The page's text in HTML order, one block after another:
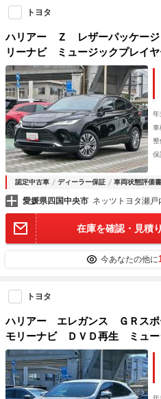
トヨタ
ハリアー Ｚ レザーパッケー
リーナビ ミュージックプレイ
突被害軽減システム ＥＴＣ ド
年
車
整
保
認定中古車 ディーラー保証 車両状態評価書
愛媛県四国中央市 ネッツトヨタ瀬
在庫を確認・見積
今あなたの他に
トヨタ
ハリアー エレガンス ＧＲス
モリーナビ ＤＶＤ再生 ミュ
ックカメラ 衝突被害軽減シス
Ｄヘッドランプ